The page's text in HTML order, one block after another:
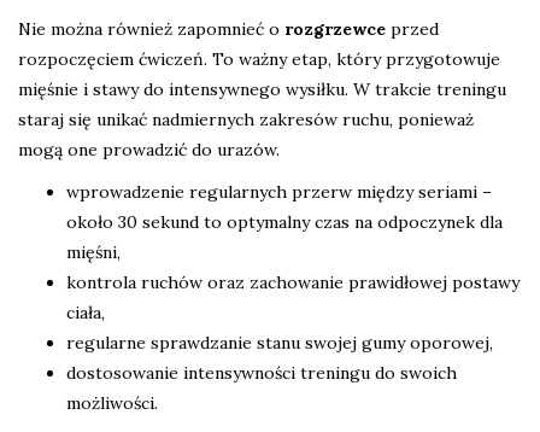
Nie można również zapomnieć o rozgrzewce przed
rozpoczęciem ćwiczeń. To ważny etap, który przygotowuje
mięśnie i stawy do intensywnego wysiłku. W trakcie treningu
staraj się unikać nadmiernych zakresów ruchu, ponieważ
mogą one prowadzić do urazów.
wprowadzenie regularnych przerw między seriami –
około 30 sekund to optymalny czas na odpoczynek dla
mięśni,
kontrola ruchów oraz zachowanie prawidłowej postawy
ciała,
regularne sprawdzanie stanu swojej gumy oporowej,
dostosowanie intensywności treningu do swoich
możliwości.